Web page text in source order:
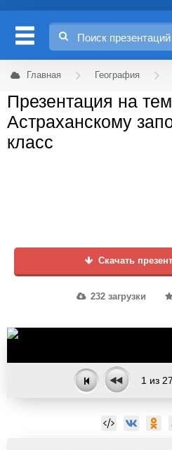
Главная География
Презентация на
Астраханскому
класс
Скачать
232 загрузки
1 из 27